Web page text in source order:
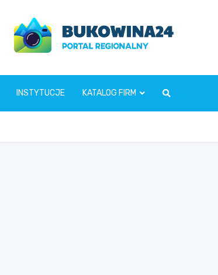
www.bukowina24.pl
INSTYTUCJE KATALOG FIRM